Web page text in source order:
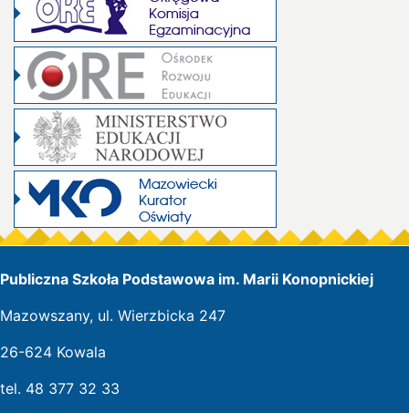
Publiczna Szkoła Podstawowa im. Marii Konopnickiej
Mazowszany, ul. Wierzbicka 247
26-624 Kowala
tel. 48 377 32 33